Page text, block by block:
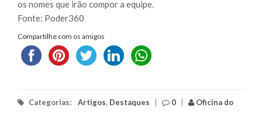
os nomes que irão compor a equipe.
Fonte: Poder360
Compartilhe com os amigos
Categorias: Artigos, Destaques 0 Oficina do